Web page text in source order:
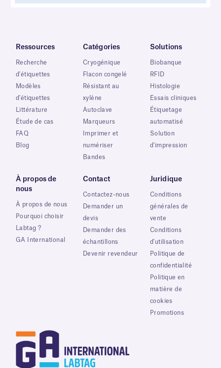
Ressources
Recherche
d'étiquettes
Modèles
d'étiquettes
Littérature
Étude de cas
FAQ
Blog
Catégories
Cryogénique
Flacon congelé
Résistant au
xylène
Autoclave
Marqueurs
Imprimer et
numériser
Bandes
Solutions
Biobanque
RFID
Histologie
Essais cliniques
Étiquetage
automatisé
Solution
d'impression
À propos de
nous
À propos de nous
Pourquoi choisir
Labtag ?
GA International
Contact
Contactez-nous
Demander un
devis
Demander des
échantillons
Devenir revendeur
Juridique
Conditions
générales de
vente
Conditions
d'utilisation
Politique de
confidentialité
Politique en
matière de
cookies
Promotions